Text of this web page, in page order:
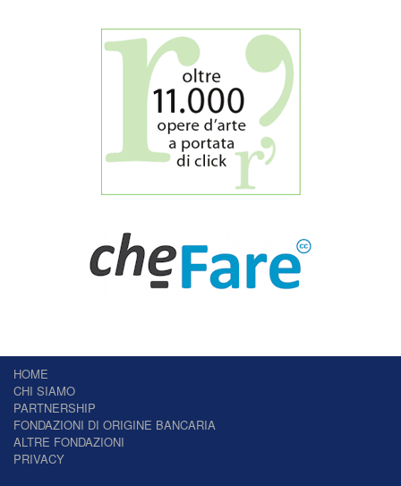
HOME
CHI SIAMO
PARTNERSHIP
FONDAZIONI DI ORIGINE BANCARIA
ALTRE FONDAZIONI
PRIVACY